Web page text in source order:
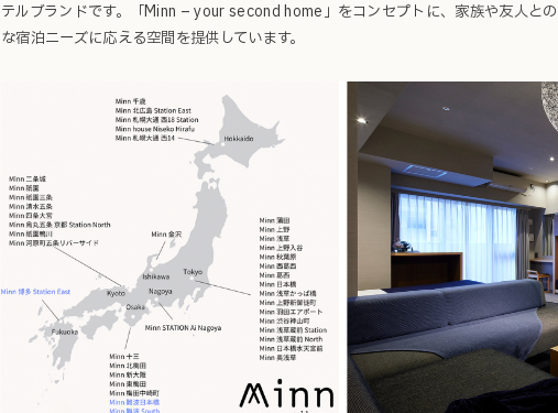
テルブランドです。「Minn – your second home」をコンセプトに、家族や友人と
な宿泊ニーズに応える空間を提供しています。